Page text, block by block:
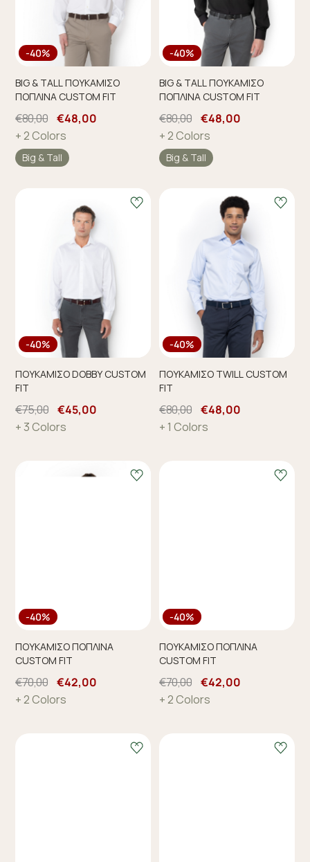
-40%
BIG & TALL ΠΟΥΚΑΜΙΣΟ
ΠΟΠΛΙΝΑ CUSTOM FIT
€80,00 €48,00
+ 2 Colors
Big & Tall
-40%
BIG & TALL ΠΟΥΚΑΜΙΣΟ
ΠΟΠΛΙΝΑ CUSTOM FIT
€80,00 €48,00
+ 2 Colors
Big & Tall
-40%
ΠΟΥΚΑΜΙΣΟ DOBBY CUSTOM
FIT
€75,00 €45,00
+ 3 Colors
-40%
ΠΟΥΚΑΜΙΣΟ TWILL CUSTOM
FIT
€80,00 €48,00
+ 1 Colors
-40%
ΠΟΥΚΑΜΙΣΟ ΠΟΠΛΙΝΑ
CUSTOM FIT
€70,00 €42,00
+ 2 Colors
-40%
ΠΟΥΚΑΜΙΣΟ ΠΟΠΛΙΝΑ
CUSTOM FIT
€70,00 €42,00
+ 2 Colors